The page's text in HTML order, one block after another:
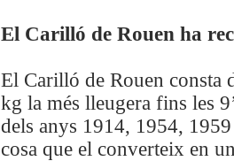
El Carilló de Rouen ha
El Carilló de Rouen consta
kg la més lleugera fins les
dels anys 1914, 1954,
cosa que el converteix en